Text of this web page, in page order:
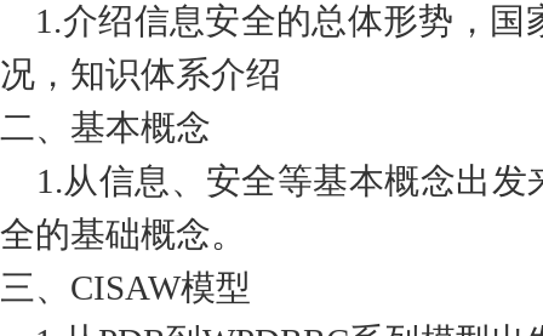
1.介绍信息安全的总体形势，国
况，知识体系介绍
二、基本概念
1.从信息、安全等基本概念出发
全的基础概念。
三、CISAW模型